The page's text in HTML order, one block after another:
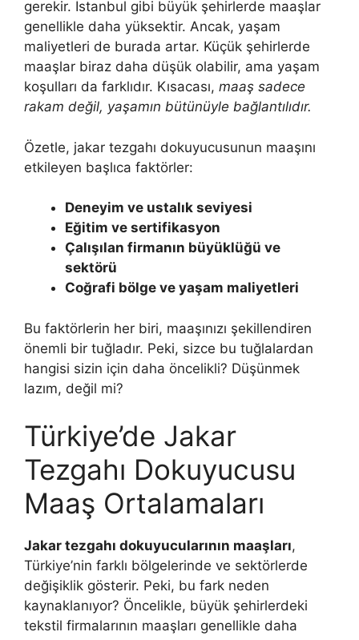
gerekir. İstanbul gibi büyük şehirlerde maaşlar
genellikle daha yüksektir. Ancak, yaşam
maliyetleri de burada artar. Küçük şehirlerde
maaşlar biraz daha düşük olabilir, ama yaşam
koşulları da farklıdır. Kısacası, maaş sadece
rakam değil, yaşamın bütünüyle bağlantılıdır.
Özetle, jakar tezgahı dokuyucusunun maaşını
etkileyen başlıca faktörler:
Deneyim ve ustalık seviyesi
Eğitim ve sertifikasyon
Çalışılan firmanın büyüklüğü ve
sektörü
Coğrafi bölge ve yaşam maliyetleri
Bu faktörlerin her biri, maaşınızı şekillendiren
önemli bir tuğladır. Peki, sizce bu tuğlalardan
hangisi sizin için daha öncelikli? Düşünmek
lazım, değil mi?
Türkiye’de Jakar
Tezgahı Dokuyucusu
Maaş Ortalamaları
Jakar tezgahı dokuyucularının maaşları,
Türkiye’nin farklı bölgelerinde ve sektörlerde
değişiklik gösterir. Peki, bu fark neden
kaynaklanıyor? Öncelikle, büyük şehirlerdeki
tekstil firmalarının maaşları genellikle daha